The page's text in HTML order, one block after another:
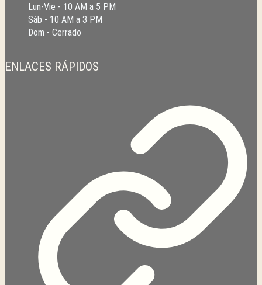
Lun-Vie - 10 AM a 5 PM
Sáb - 10 AM a 3 PM
Dom - Cerrado
ENLACES RÁPIDOS